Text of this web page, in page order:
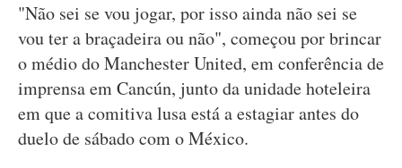
"Não sei se vou jogar, por isso ainda não sei se
vou ter a braçadeira ou não", começou por brincar
o médio do Manchester United, em conferência de
imprensa em Cancún, junto da unidade hoteleira
em que a comitiva lusa está a estagiar antes do
duelo de sábado com o México.